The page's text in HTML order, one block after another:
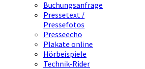
Buchungsanfrage
Pressetext /
Pressefotos
Presseecho
Plakate online
Hörbeispiele
Technik-Rider